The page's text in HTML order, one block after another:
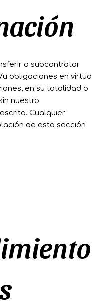
o subcontratar
obligaciones en virtud
en su totalidad o
nuestro
Cualquier
de esta sección